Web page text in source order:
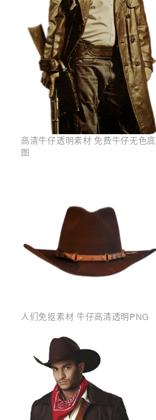
高清牛仔透明素材 免费牛仔无色底
图
人们免抠素材 牛仔高清透明PNG